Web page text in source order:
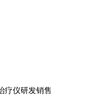
疗仪研发销售